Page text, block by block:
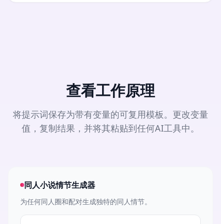
查看工作原理
将提示词保存为带有变量的可复用模板。更改变量
值，复制结果，并将其粘贴到任何AI工具中。
同人小说情节生成器
为任何同人圈和配对生成独特的同人情节。